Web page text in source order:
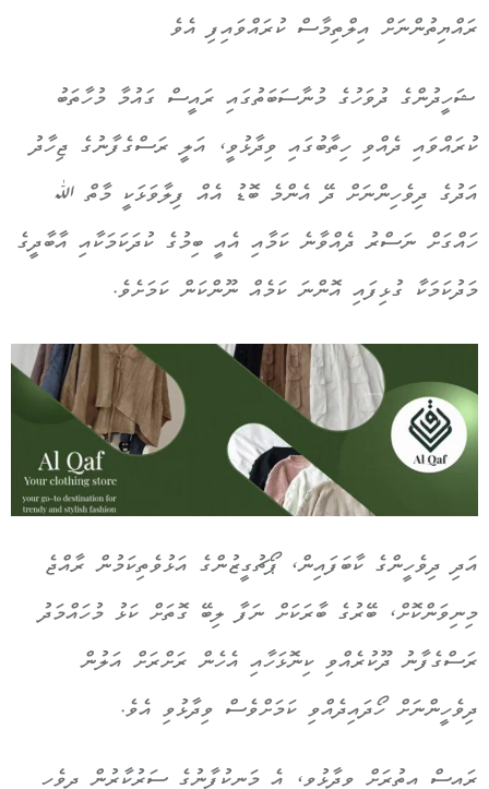
ރައްޔިތުންނަށް އިލްތިމާސް ކުރައްވައިފި އެވެ
ޝަހީދުންގެ ދުވަހުގެ މުނާސަބަތުގައި ރައީސް ގައުމާ މުހާތަބު
ކުރައްވައި ދެއްވި ހިތާބުގައި ވިދާޅުވީ، އަލީ ރަސްގެފާނުގެ ޖިހާދު
އަދުގެ ދިވެހިންނަށް ދޭ އެންމެ ބޮޑު އެއް ފިލާވަޅަކީ މާތް ﷲ
ހައްގަށް ނަސްރު ދެއްވާނެ ކަމާއި އެއީ ބިމުގެ ކުދަކަމަކާއި އާބާދީގެ
މަދުކަމަކާ ގުޅިފައި އޮންނަ ކަމެއް ނޫންކަން ކަމަށެވެ.
އަދި ދިވެހީންގެ ކާބަފައިން، ޕޯޗުގީޒުންގެ އަޅުވެތިކަމުން ރާއްޖެ
މިނިވަންކޮށް، ބޭރުގެ ބާރަކަށް ނަފާ ލިބޭ ގޮތަށް ކަޅު މުހައްމަދު
ރަސްގެފާނު ދޫކުރެއްވި ކިނޮޅަހާއި އެހެން ރަށްރަށް އަލުން
ދިވެހީންނަށް ހޯދައިދެއްވި ކަމަށްވެސް ވިދާޅުވި އެވެ.
ރައީސް އިތުރަށް ވިދާޅުވީ، އެ މަނިކުފާނުގެ ސަރުކާރުން ދިވެހި